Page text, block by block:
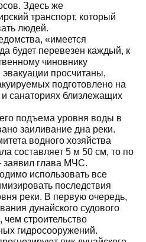
Здесь же
транспорт, который
людей.
«имеется
будет перевезен каждый, к
чиновнику
просчитаны,
подготовлено на
санаториях близлежащих
подъема уровня воды в
заиливание дна реки.
водного хозяйства
составляет 5 м 50 см, то по
заявил глава МЧС.
использовать все
последствия
реки. В первую очередь,
дунайского судового
строительство
гидросооружений.